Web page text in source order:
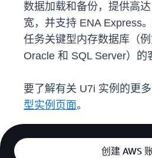
数据加载和备份，提供高
宽，并支持 ENA Express
任务关键型内存数据库（例
Oracle 和 SQL Server）的
要了解有关 U7i 实例的更
型实例页面。
创建 AWS